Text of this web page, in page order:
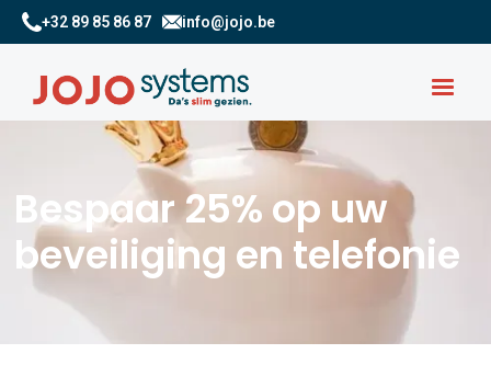
+32 89 85 86 87 info@jojo.be
Bespaar 25% op uw
beveiliging en telefonie